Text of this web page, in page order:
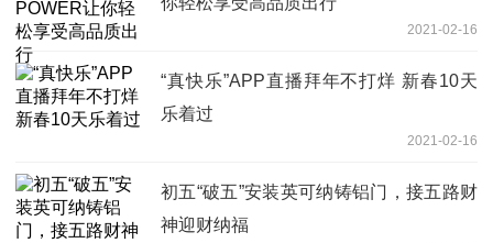
2021-02-16
“真快乐”APP直播拜年不打烊 新春10天
乐着过
2021-02-16
初五“破五”安装英可纳铸铝门，接五路财
神迎财纳福